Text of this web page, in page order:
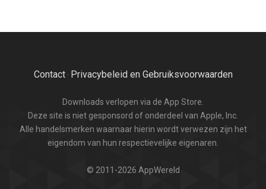
Contact· Privacybeleid en Gebruiksvoorwaarden
Downloads verlopen via de App Store.
Deze site is niet gesponsord of onderdeel van Apple, Inc.
Alle handelsmerken waarnaar hierin wordt verwezen zijn het
eigendom van hun respectievelijke eigenaren.
© 2011-2026 AppWereld